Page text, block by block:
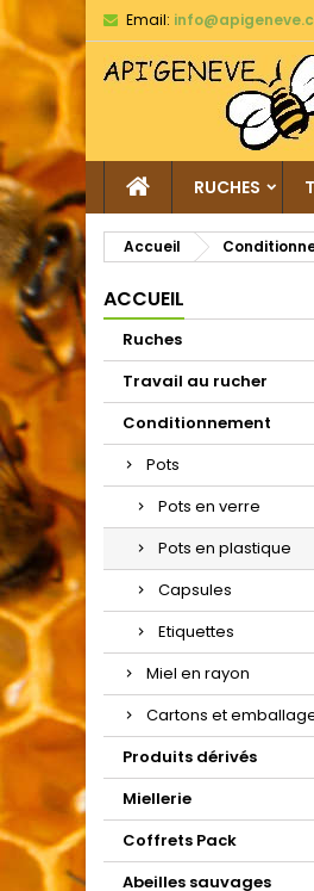
Email:
RUCHES
Accueil
ACCUEIL
Ruches
Travail au rucher
Conditionnement
Pots
Pots en verre
Pots en plastique
Capsules
Etiquettes
Miel en rayon
Cartons et
Produits dérivés
Miellerie
Coffrets Pack
Abeilles sauvages